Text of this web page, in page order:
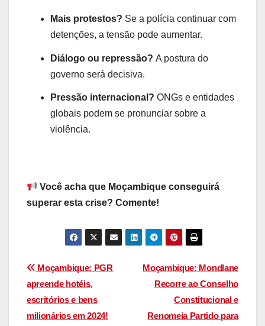
Mais protestos? Se a polícia continuar com
detenções, a tensão pode aumentar.
Diálogo ou repressão? A postura do
governo será decisiva.
Pressão internacional? ONGs e entidades
globais podem se pronunciar sobre a
violência.
Você acha que Moçambique conseguirá
superar esta crise? Comente!
Navegação
de
artigos
Moçambique: Mondlane
Recorre ao Conselho
Constitucional e
Renomeia Partido para
Moçambique: PGR
apreende hotéis,
escritórios e bens
milionários em 2024!